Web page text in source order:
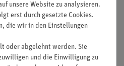
zwischen den
und schnellerer
puzzelartig verzahnbare
unsere Website zu analysieren.
erst durch gesetzte Cookies.
die wir in den Einstellungen
oder abgelehnt werden. Sie
und die Einwilligung zu